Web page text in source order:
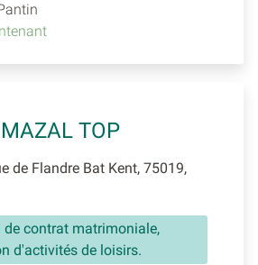
TOP
de Flandre Bat Kent, 75019,
de contrat matrimoniale,
d'activités de loisirs.